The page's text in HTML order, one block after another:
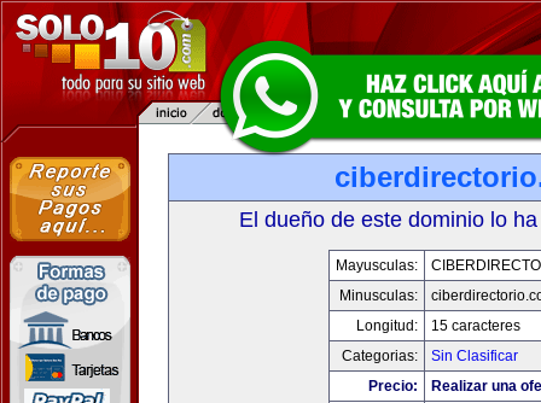
El dueño de este dominio lo
Mayusculas:
Minusculas:
Longitud:
15 caracteres
Categorias:
Sin Clasificar
Precio:
Realizar una